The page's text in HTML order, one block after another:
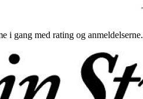
i gang med rating og anmeldelserne.